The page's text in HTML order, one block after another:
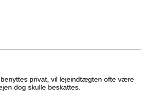
privat, vil lejeindtægten ofte være
dog skulle beskattes.